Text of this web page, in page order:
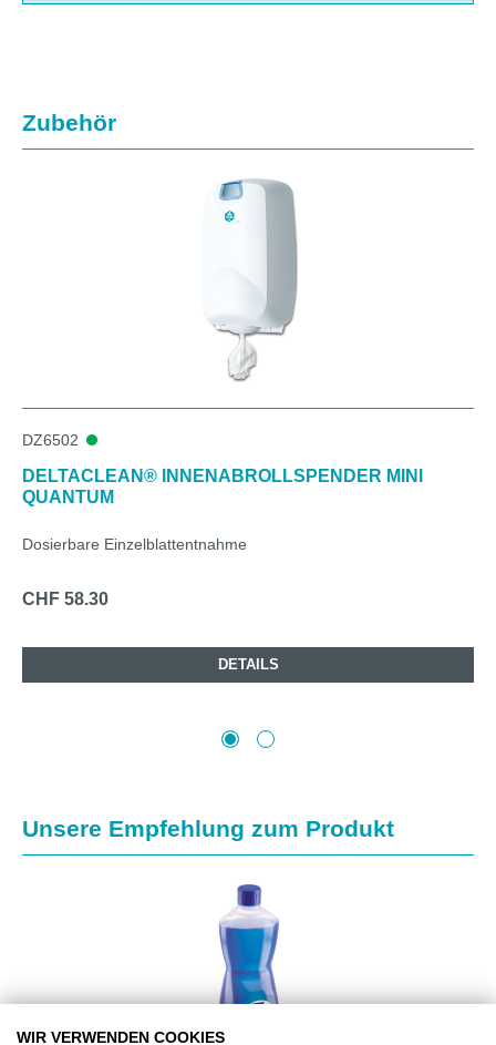
Produktgalerie überspringen
Zubehör
DZ6502
DELTACLEAN® INNENABROLLSPENDER MINI
QUANTUM
Dosierbare Einzelblattentnahme
CHF 58.30
DETAILS
Produktgalerie überspringen
Unsere Empfehlung zum Produkt
WIR VERWENDEN COOKIES